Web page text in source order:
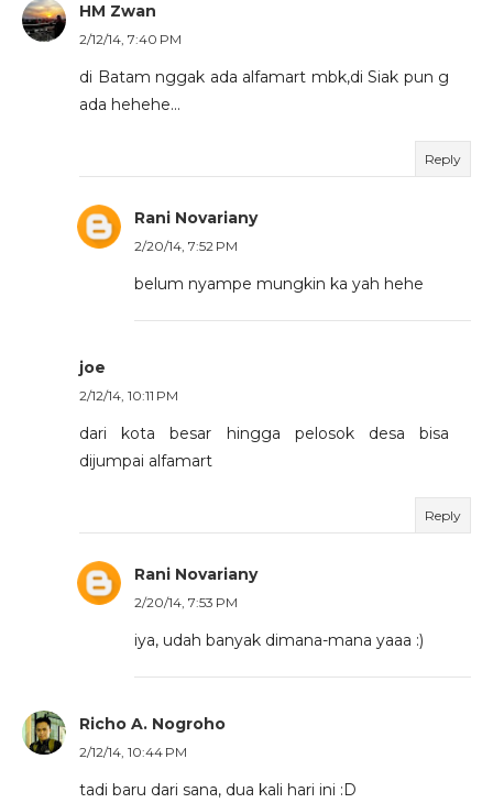
HM Zwan
2/12/14, 7:40 PM
di Batam nggak ada alfamart mbk,di Siak pun g
ada hehehe...
Reply
Rani Novariany
2/20/14, 7:52 PM
belum nyampe mungkin ka yah hehe
joe
2/12/14, 10:11 PM
dari kota besar hingga pelosok desa bisa
dijumpai alfamart
Reply
Rani Novariany
2/20/14, 7:53 PM
iya, udah banyak dimana-mana yaaa :)
Richo A. Nogroho
2/12/14, 10:44 PM
tadi baru dari sana, dua kali hari ini :D